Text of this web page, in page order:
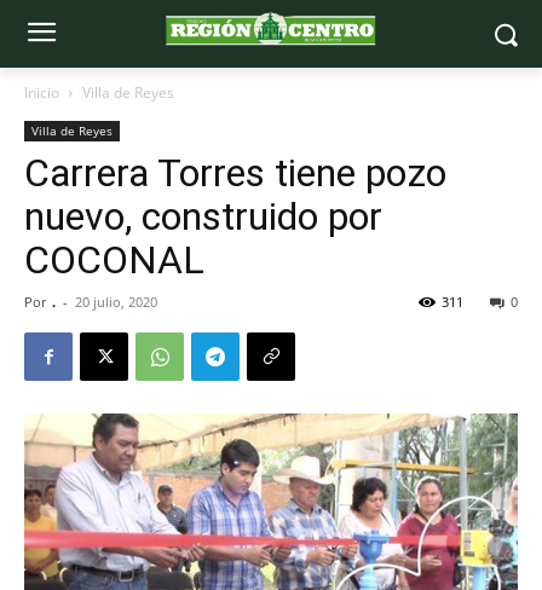
Inicio Villa de Reyes
Villa de Reyes
Carrera Torres tiene pozo
nuevo, construido por
COCONAL
Por . - 20 julio, 2020 0
311